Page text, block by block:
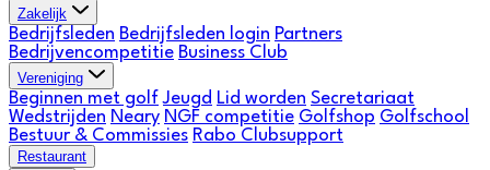
Zakelijk
Bedrijfsleden Bedrijfsleden login Partners
Bedrijvencompetitie Business Club
Vereniging
Beginnen met golf Jeugd Lid worden Secretariaat
Wedstrijden Neary NGF competitie Golfshop Golfschool
Bestuur & Commissies Rabo Clubsupport
Restaurant